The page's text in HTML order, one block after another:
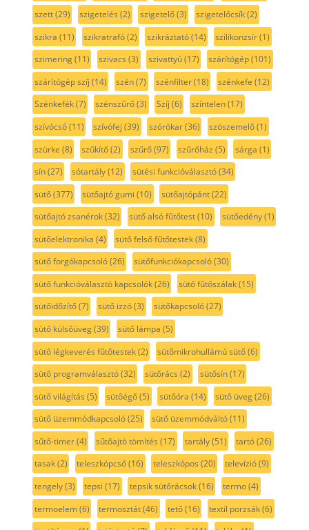
szett(29) szigetelés (2) szigetelő(3) szigetelőcsík(2)
szikra (11) szikratrafó(2) szikráztató(14) szilikonzsír(1)
szimering(11) szivacs (3) szivattyú(17) szárítógép(101)
szárítógép szíj (14) szén(7) szénfilter(18) szénkefe (12)
Szénkefék(7) szénszűrő(3) Szíj (6) színtelen(17)
szívócső(11) szívófej (39) szórókar(36) szöszemelő(1)
szürke (8) szűkítő(2) szűrő(97) szűrőház (5) sárga (1)
sín(27) sótartály(12) sütési funkcióválasztó(34)
sütő(377) sütőajtó gumi (10) sütőajtópánt(22)
sütőajtó zsanérok(32) sütő alsó fűtőtest(10) sütőedény(1)
sütőelektronika (4) sütő felső fűtőtestek(8)
sütő forgókapcsoló(26) sütőfunkciókapcsoló(30)
sütő funkcióválasztó kapcsolók(26) sütő fűtőszálak(15)
sütőidőzítő(7) sütő izzó(3) sütőkapcsoló(27)
sütő külsőüveg(39) sütő lámpa (5)
sütő légkeverés fűtőtestek(2) sütőmikrohullámú sütő(6)
sütő programválasztó(32) sütőrács (2) sütősín(17)
sütő világítás (5) sütőégő(5) sütőóra (14) sütő üveg(26)
sütő üzemmódkapcsoló(25) sütő üzemmódváltó(11)
sűtő-timer(4) sűtőajtó tömítés (17) tartály(51) tartó(26)
tasak(2) teleszkópcső(16) teleszkópos (20) televízió(9)
tengely(3) tepsi (17) tepsik sütőrácsok(16) termo(4)
termoelem(6) termosztát(46) tető(16) textil porzsák(6)